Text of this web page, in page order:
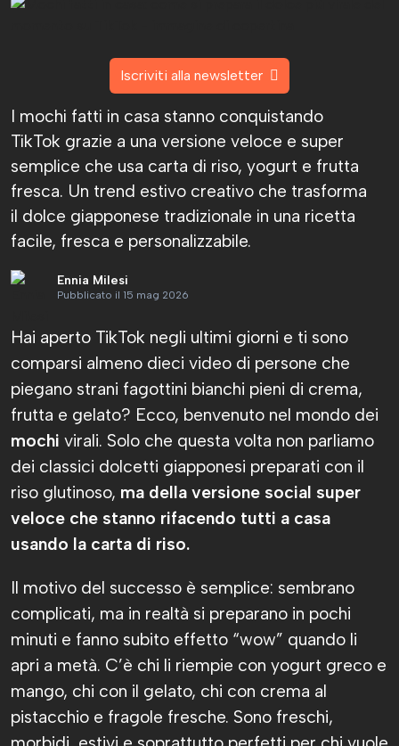
Iscriviti alla newsletter
I mochi fatti in casa stanno conquistando
TikTok grazie a una versione veloce e super
semplice che usa carta di riso, yogurt e frutta
fresca. Un trend estivo creativo che trasforma
il dolce giapponese tradizionale in una ricetta
facile, fresca e personalizzabile.
Ennia Milesi
Pubblicato il 15 mag 2026
Hai aperto TikTok negli ultimi giorni e ti sono
comparsi almeno dieci video di persone che
piegano strani fagottini bianchi pieni di crema,
frutta e gelato? Ecco, benvenuto nel mondo dei
mochi virali. Solo che questa volta non parliamo
dei classici dolcetti giapponesi preparati con il
riso glutinoso, ma della versione social super
veloce che stanno rifacendo tutti a casa
usando la carta di riso.
Il motivo del successo è semplice: sembrano
complicati, ma in realtà si preparano in pochi
minuti e fanno subito effetto “wow” quando li
apri a metà. C’è chi li riempie con yogurt greco e
mango, chi con il gelato, chi con crema al
pistacchio e fragole fresche. Sono freschi,